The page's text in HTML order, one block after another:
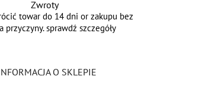
Zwroty
towar do 14 dni or zakupu bez
przyczyny. sprawdź szczegóły
O SKLEPIE